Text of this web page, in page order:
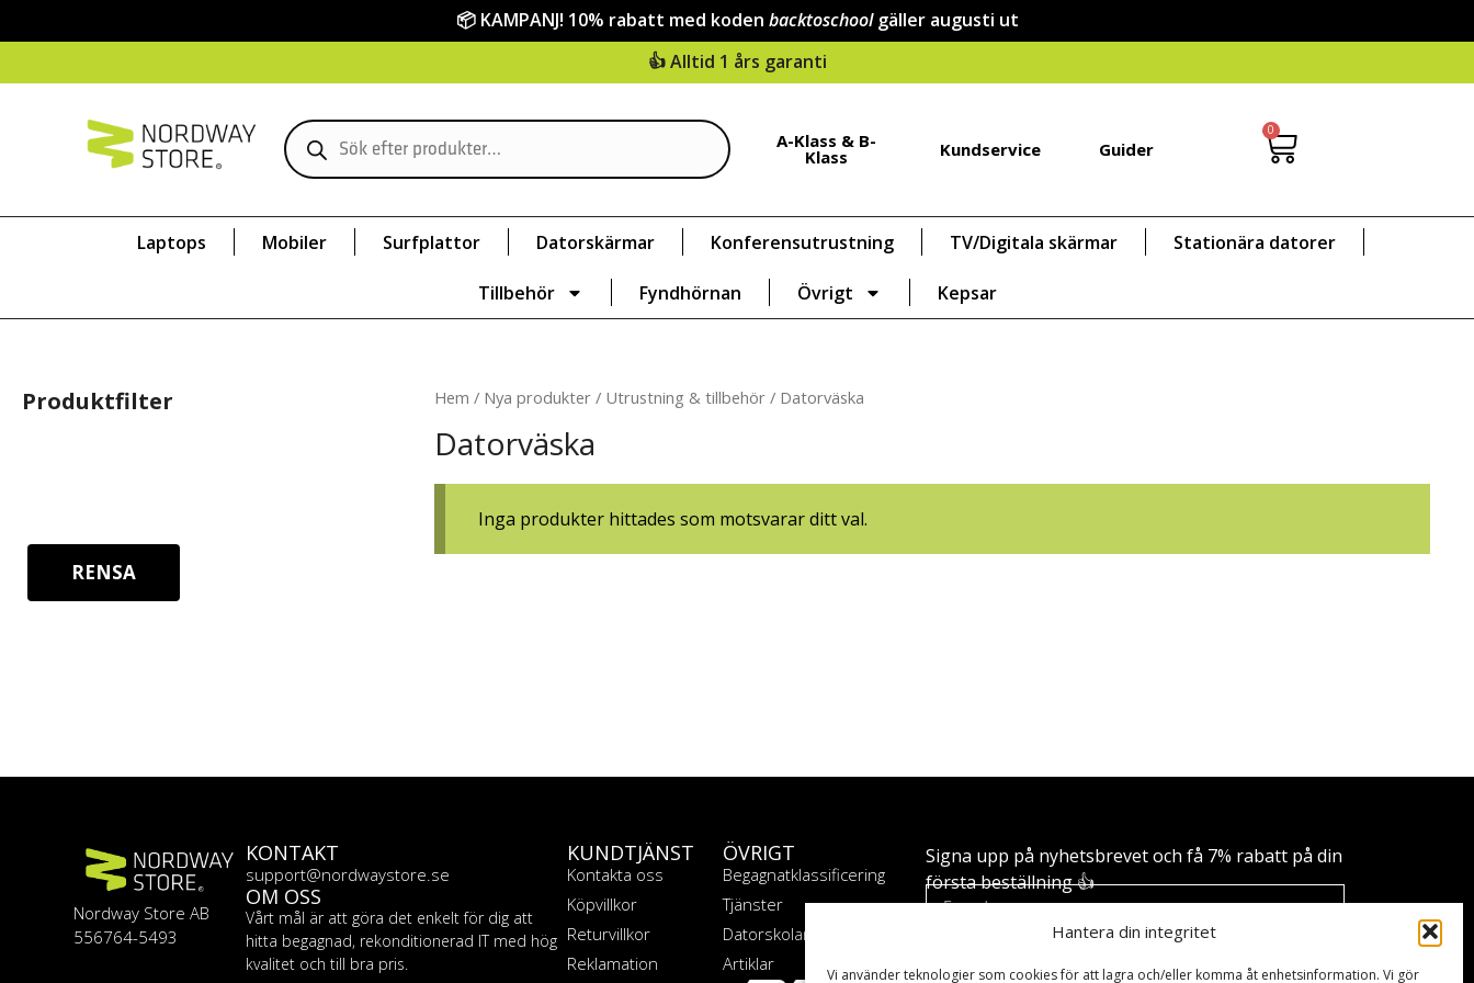
Hantera din integritet
Vi använder teknologier som cookies för att lagra och/eller komma åt enhetsinformation. Vi gör
📦 KAMPANJ! 10% rabatt med koden backtoschool gäller augusti ut
👍 Alltid 1 års garanti
A-Klass & B-
Klass Kundservice Guider
0
Laptops Mobiler Surfplattor Datorskärmar Konferensutrustning TV/Digitala skärmar Stationära datorer
Tillbehör Fyndhörnan Övrigt Kepsar
Hem / Nya produkter / Utrustning & tillbehör / Datorväska
Datorväska
Inga produkter hittades som motsvarar ditt val.
Produktfilter
RENSA
Nordway Store AB
556764-5493
KONTAKT
support@nordwaystore.se
OM OSS
Vårt mål är att göra det enkelt för dig att
hitta begagnad, rekonditionerad IT med hög
kvalitet och till bra pris.
KUNDTJÄNST
Kontakta oss
Köpvillkor
Returvillkor
Reklamation
ÖVRIGT
Begagnatklassificering
Tjänster
Datorskolan
Artiklar
Signa upp på nyhetsbrevet och få 7% rabatt på din
första beställning 👍
Skicka